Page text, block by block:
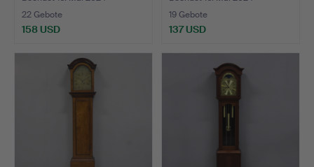
22 Gebote
158 USD
19 Gebote
137 USD